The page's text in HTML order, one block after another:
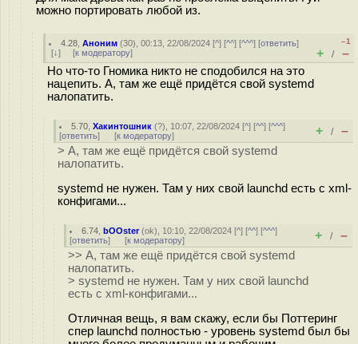
можно портировать любой из.
4.28 ,Аноним (30), 00:13, 22/08/2024 [^] [^^] [^^^] [ответить]
[↓] [к модератору]
–1
+ / –
Но что-то Гномика никто не сподобился на это
нацепить. А, там же ещё придётся свой systemd
налопатить.
5.70 ,Хакинтошник (?), 10:07, 22/08/2024 [^] [^^] [^^^]
[ответить] [к модератору] + / –
> А, там же ещё придётся свой systemd
налопатить.
systemd не нужен. Там у них свой launchd есть с xml-
конфигами...
6.74 ,bOOster(ok), 10:10, 22/08/2024 [^] [^^] [^^^]
[ответить] [к модератору] + / –
>> А, там же ещё придётся свой systemd
налопатить.
> systemd не нужен. Там у них свой launchd
есть с xml-конфигами...
Отличная вещь, я вам скажу, если бы Поттеринг
спер launchd полностью - уровень systemd был бы